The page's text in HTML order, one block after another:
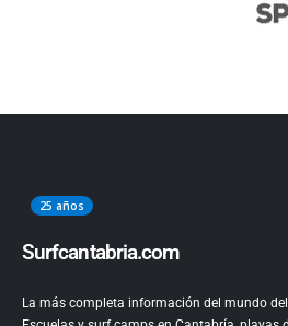
25 años
Surfcantabria.com
La más completa información del mundo